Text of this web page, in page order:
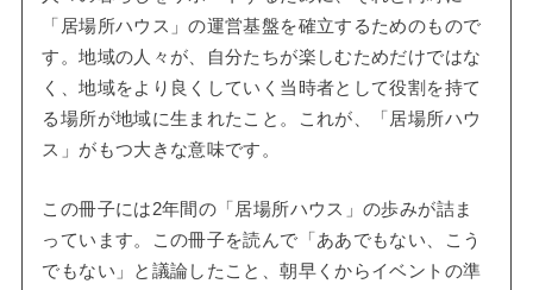
「居場所ハウス」の運営基盤を確立するためのもので
す。地域の人々が、自分たちが楽しむためだけではな
く、地域をより良くしていく当時者として役割を持て
る場所が地域に生まれたこと。これが、「居場所ハウ
ス」がもつ大きな意味です。
この冊子には2年間の「居場所ハウス」の歩みが詰ま
っています。この冊子を読んで「ああでもない、こう
でもない」と議論したこと、朝早くからイベントの準